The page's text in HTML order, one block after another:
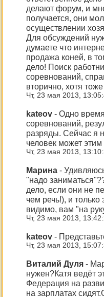
делают форум, и
получается, они
осуществлении
Для обсуждений
думаете что
продажа коней, в
дело! Поиск
соревнований,
вторично, хотя
Чт, 23 мая 2013,
kateov - Одно
соревнований,
разряды. Сейчас я
человек может
Чт, 23 мая 2013,
Марина -
"надо
дело, если они не
чем речь!), и только
видимо, вам "на
Чт, 23 мая 2013,
kateov -
Чт, 23 мая 2013,
Виталий Дуля -
нужен?Катя ведёт
Федерация на
на зарплатах